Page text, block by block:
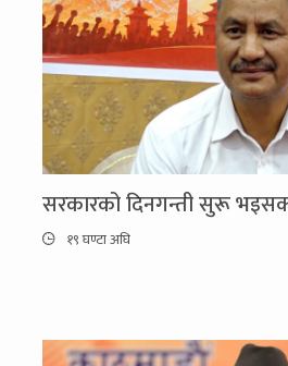
सरकारको दिनगन्ती सुरू
१९ घण्टा अघि